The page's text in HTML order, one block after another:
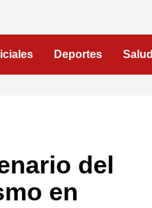
Deportes Salud
del
en